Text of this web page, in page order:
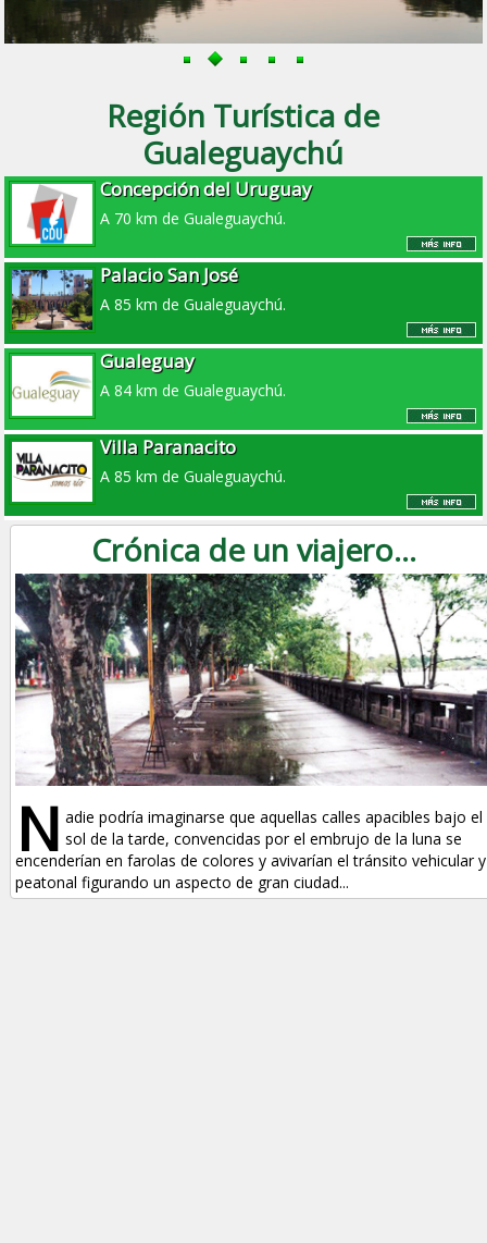
Región Turística de
Gualeguaychú
Concepción del Uruguay
A 70 km de Gualeguaychú.
Palacio San José
A 85 km de Gualeguaychú.
Gualeguay
A 84 km de Gualeguaychú.
Villa Paranacito
A 85 km de Gualeguaychú.
Crónica de un viajero...
N adie podría imaginarse que aquellas calles apacibles bajo el
sol de la tarde, convencidas por el embrujo de la luna se
encenderían en farolas de colores y avivarían el tránsito vehicular y
peatonal figurando un aspecto de gran ciudad...